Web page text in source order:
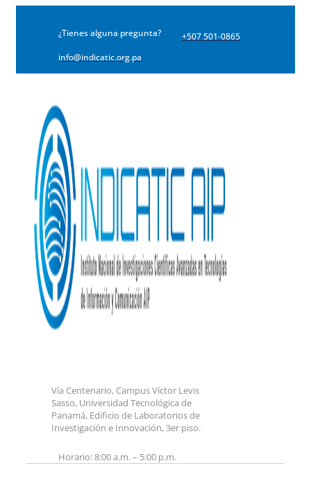
¿Tienes alguna pregunta?
+507 501-0865
info@indicatic.org.pa
Vía Centenario, Campus Víctor Levis
Sasso, Universidad Tecnológica de
Panamá, Edificio de Laboratorios de
Investigación e Innovación, 3er piso.
Horario: 8:00 a.m. – 5:00 p.m.